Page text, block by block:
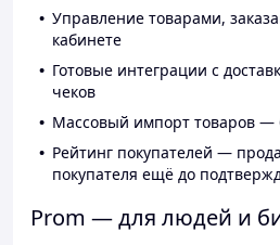
Управление товарами,
кабинете
Готовые интеграции с
чеков
Массовый импорт товаров —
Рейтинг покупателей —
покупателя ещё до
Prom — для людей и